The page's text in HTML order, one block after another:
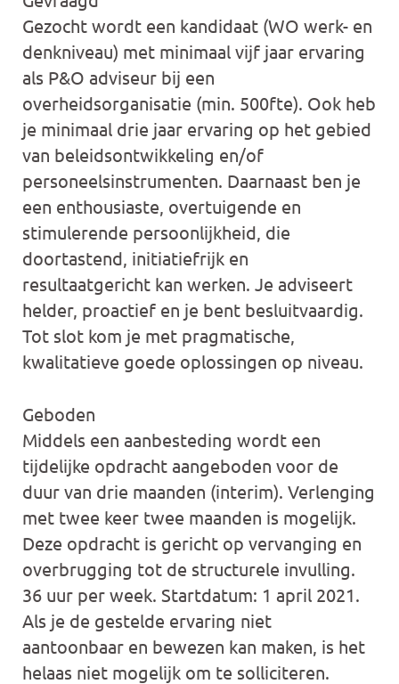
Gezocht wordt een kandidaat (WO werk- en
denkniveau) met minimaal vijf jaar ervaring
als P&O adviseur bij een
overheidsorganisatie (min. 500fte). Ook heb
je minimaal drie jaar ervaring op het gebied
van beleidsontwikkeling en/of
personeelsinstrumenten. Daarnaast ben je
een enthousiaste, overtuigende en
stimulerende persoonlijkheid, die
doortastend, initiatiefrijk en
resultaatgericht kan werken. Je adviseert
helder, proactief en je bent besluitvaardig.
Tot slot kom je met pragmatische,
kwalitatieve goede oplossingen op niveau.
Geboden
Middels een aanbesteding wordt een
tijdelijke opdracht aangeboden voor de
duur van drie maanden (interim). Verlenging
met twee keer twee maanden is mogelijk.
Deze opdracht is gericht op vervanging en
overbrugging tot de structurele invulling.
36 uur per week. Startdatum: 1 april 2021.
Als je de gestelde ervaring niet
aantoonbaar en bewezen kan maken, is het
helaas niet mogelijk om te solliciteren.